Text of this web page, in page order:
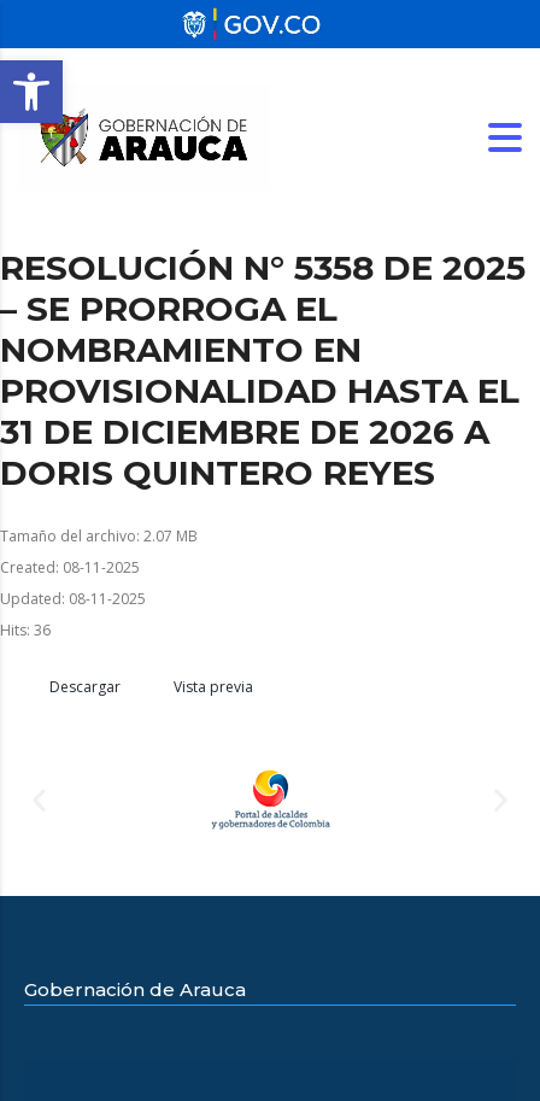
Abrir barra de herramientas
RESOLUCIÓN N° 5358 DE 2025
– SE PRORROGA EL
NOMBRAMIENTO EN
PROVISIONALIDAD HASTA EL
31 DE DICIEMBRE DE 2026 A
DORIS QUINTERO REYES
Tamaño del archivo: 2.07 MB
Created: 08-11-2025
Updated: 08-11-2025
Hits: 36
Descargar Vista previa
Gobernación de Arauca